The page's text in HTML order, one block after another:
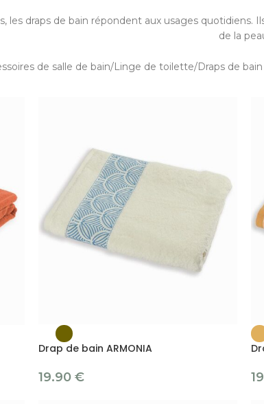
les draps de bain répondent aux usages
de la
de salle de bain Linge de toilette Draps de bain
Drap de bain ARMONIA
19.90 €